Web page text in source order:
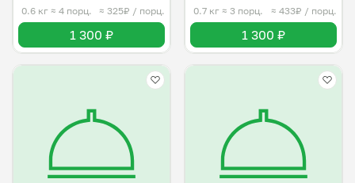
0.6 кг ≈ 4 порц. ≈ 325₽ / порц.
1 300 ₽
0.7 кг ≈ 3 порц. ≈ 433₽ / порц.
1 300 ₽